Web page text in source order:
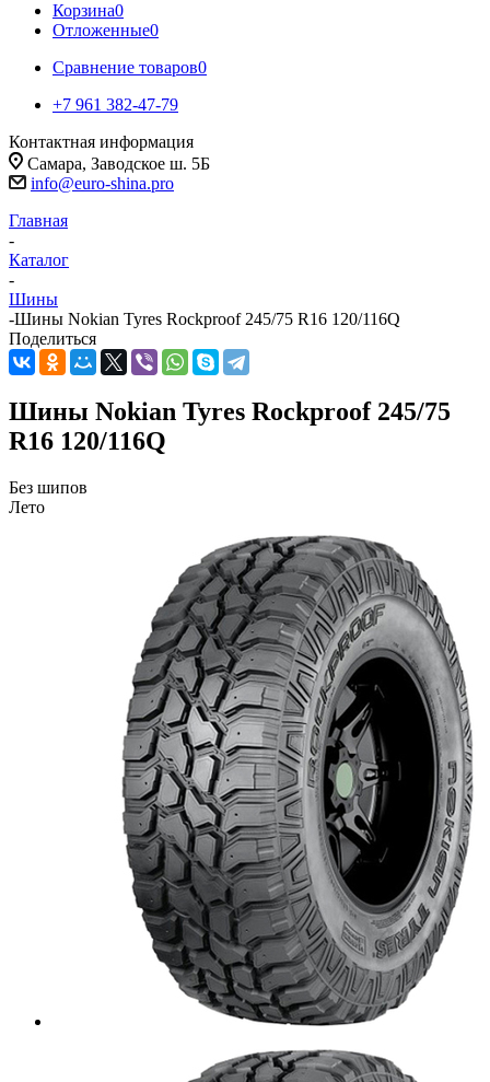
Корзина0
Отложенные0
Сравнение товаров0
+7 961 382-47-79
Контактная информация
Самара, Заводское ш. 5Б
info@euro-shina.pro
Главная
-
Каталог
-
Шины
-Шины Nokian Tyres Rockproof 245/75 R16 120/116Q
Поделиться
Шины Nokian Tyres Rockproof 245/75
R16 120/116Q
Без шипов
Лето